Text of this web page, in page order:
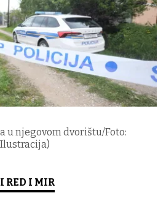
u njegovom dvorištu/Foto:
RED I MIR